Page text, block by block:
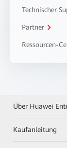
Technischer
Partner
Ressourcen-
Über Huawei
Kaufanleitung